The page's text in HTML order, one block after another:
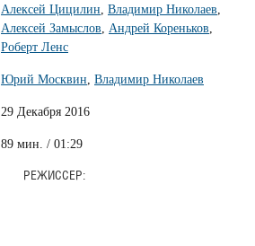
Алексей Цицилин, Владимир Николаев,
Алексей Замыслов, Андрей Кореньков,
Роберт Ленс
Юрий Москвин, Владимир Николаев
29 Декабря 2016
89 мин. / 01:29
РЕЖИССЕР: